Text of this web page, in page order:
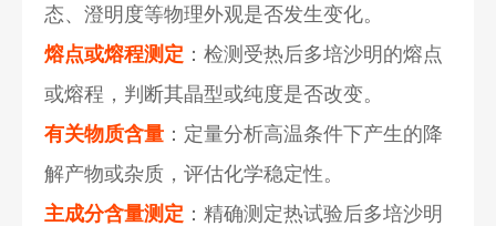
态、澄明度等物理外观是否发生变化。
熔点或熔程测定 ：检测受热后多培沙明的熔点
或熔程，判断其晶型或纯度是否改变。
有关物质含量 ：定量分析高温条件下产生的降
解产物或杂质，评估化学稳定性。
主成分含量测定 ：精确测定热试验后多培沙明